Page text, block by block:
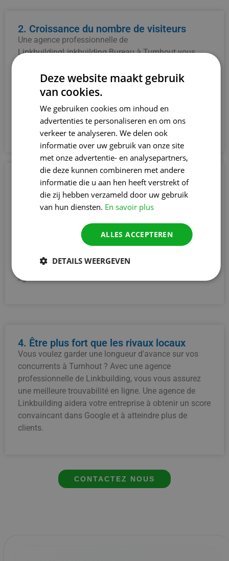
2. Croissance du nombre de visiteurs
Une agence professionnelle de
LinkbuildingLinkbuilding Bureau à Turnhout vous
renforce la réputation de votre site web. Les moteurs
de recherche et les visiteurs vous prennent ainsi plus
en avant vers une réputation et une confiance en
ligne solides.
3. Meilleure réputation et crédibilité
Une agence professionnelle de
LinkbuildingLinkbuilding Bureau à Turnhout vous
renforce la réputation de votre site web. Les moteurs
de recherche et les visiteurs vous prennent ainsi plus
en avant vers une réputation et une confiance en
ligne solides.
4. Être plus fort que les rivaux locaux
Vous voulez garder une longueur d'avance sur vos
concurrents à Turnhout ? Avec une agence
professionnelle de Linkbuilding, vous vous assurez
une meilleure trouvabilité en ligne. Une agence de
Linkbuilding aidera votre entreprise à obtenir un score
convaincant dans Google et à atteindre plus de
clients.
CONTACTEZ NOUS
Deze website maakt gebruik
van cookies.
We gebruiken cookies om inhoud en
advertenties te personaliseren en om ons
verkeer te analyseren. We delen ook
informatie over uw gebruik van onze site
met onze advertentie- en analysepartners,
die deze kunnen combineren met andere
informatie die u aan hen heeft verstrekt of
die zij hebben verzameld door uw gebruik
van hun diensten. En savoir plus
ALLES ACCEPTEREN
DETAILS WEERGEVEN